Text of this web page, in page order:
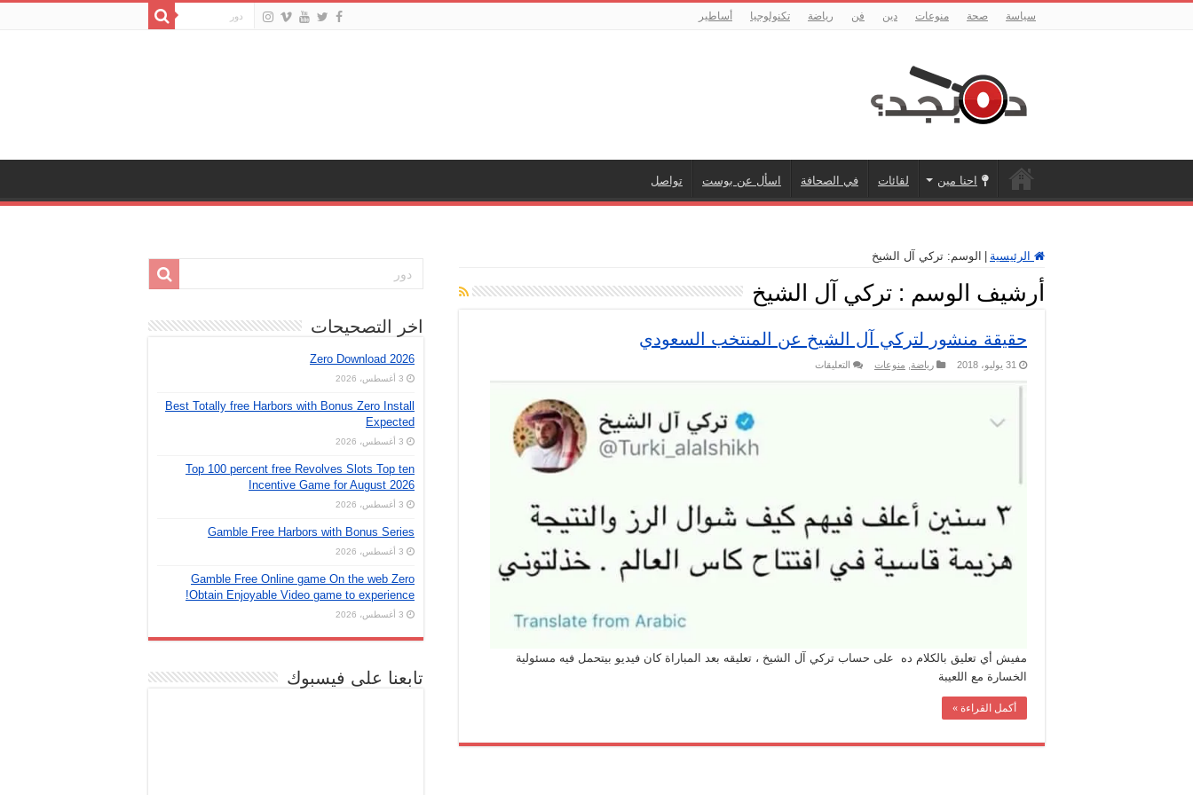
سياسة صحة منوعات دين فن رياضة تكنولوجيا أساطير
احنا مين لقائات في الصحافة اسأل عن بوست تواصل
الرئيسية الوسم: تركي آل الشيخ
أرشيف الوسم : تركي آل الشيخ
حقيقة منشور لتركي آل الشيخ عن المنتخب السعودي
31 يوليو، 2018 رياضة منوعات التعليقات
مفيش أي تعليق بالكلام ده على حساب تركي آل الشيخ ، تعليقه بعد المباراة كان فيديو بيتحمل فيه مسئولية
الخسارة مع اللعيبة
أكمل القراءة »
اخر التصحيحات
Zero Download 2026
3 أغسطس، 2026
Best Totally free Harbors with Bonus Zero Install
Expected
3 أغسطس، 2026
Top 100 percent free Revolves Slots Top ten
Incentive Game for August 2026
3 أغسطس، 2026
Gamble Free Harbors with Bonus Series
3 أغسطس، 2026
Gamble Free Online game On the web Zero
Obtain Enjoyable Video game to experience!
3 أغسطس، 2026
تابعنا على فيسبوك